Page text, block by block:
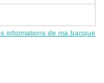
informations de ma banque